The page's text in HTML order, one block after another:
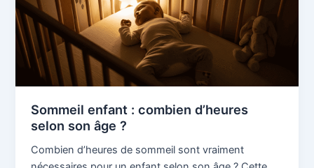
Sommeil enfant : combien d’heures
selon son âge ?
Combien d’heures de sommeil sont vraiment
son
âge
?